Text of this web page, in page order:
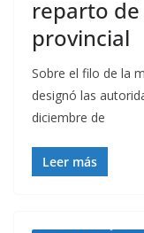
reparto de
provincial
Sobre el filo de la
designó las
diciembre de
Leer más